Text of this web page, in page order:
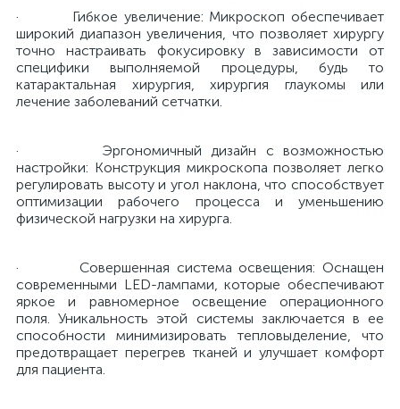
· Гибкое увеличение: Микроскоп обеспечивает
широкий диапазон увеличения, что позволяет хирургу
точно настраивать фокусировку в зависимости от
специфики выполняемой процедуры, будь то
катарактальная хирургия, хирургия глаукомы или
лечение заболеваний сетчатки.
· Эргономичный дизайн с возможностью
настройки: Конструкция микроскопа позволяет легко
регулировать высоту и угол наклона, что способствует
оптимизации рабочего процесса и уменьшению
физической нагрузки на хирурга.
· Совершенная система освещения: Оснащен
современными LED-лампами, которые обеспечивают
яркое и равномерное освещение операционного
поля. Уникальность этой системы заключается в ее
способности минимизировать тепловыделение, что
предотвращает перегрев тканей и улучшает комфорт
для пациента.